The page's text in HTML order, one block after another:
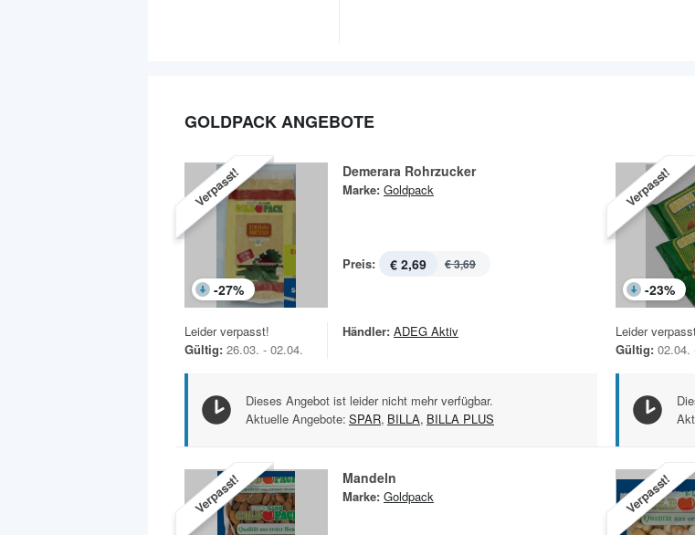
GOLDPACK ANGEBOTE
Verpasst!
-27%
Demerara Rohrzucker
Marke: Goldpack
Preis: € 2,69 € 3,69
Leider verpasst!
Gültig: 26.03. - 02.04.
Händler: ADEG Aktiv
Dieses Angebot ist leider nicht mehr verfügbar.
Aktuelle Angebote: SPAR, BILLA, BILLA PLUS
Verpasst!
-23%
Leider
Gültig: 02.04.
Verpasst! Mandeln
Marke: Goldpack Verpasst!